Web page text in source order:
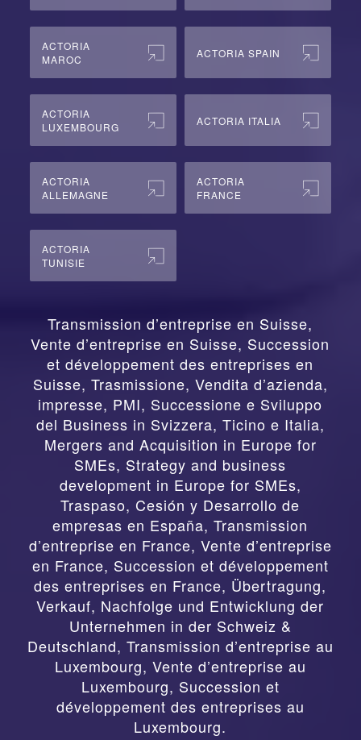
ACTORIA
MAROC
ACTORIA SPAIN
ACTORIA
LUXEMBOURG
ACTORIA ITALIA
ACTORIA
ALLEMAGNE
ACTORIA
FRANCE
ACTORIA
TUNISIE
Transmission d’entreprise en Suisse,
Vente d’entreprise en Suisse, Succession
et développement des entreprises en
Suisse, Trasmissione, Vendita d’azienda,
impresse, PMI, Successione e Sviluppo
del Business in Svizzera, Ticino e Italia,
Mergers and Acquisition in Europe for
SMEs, Strategy and business
development in Europe for SMEs,
Traspaso, Cesión y Desarrollo de
empresas en España,Transmission
d’entreprise en France, Vente d’entreprise
en France, Succession et développement
des entreprises en France, Übertragung,
Verkauf, Nachfolge und Entwicklung der
Unternehmen in der Schweiz &
Deutschland, Transmission d’entreprise au
Luxembourg, Vente d’entreprise au
Luxembourg, Succession et
développement des entreprises au
Luxembourg.